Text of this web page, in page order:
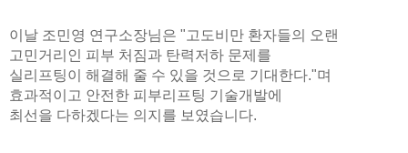
이날 조민영 연구소장님은 "고도비만 환자들의 오랜
고민거리인 피부 처짐과 탄력저하 문제를
실리프팅이 해결해 줄 수 있을 것으로 기대한다."며
효과적이고 안전한 피부리프팅 기술개발에
최선을 다하겠다는 의지를 보였습니다.